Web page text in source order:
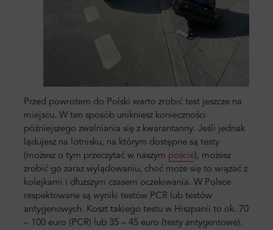
Przed powrotem do Polski warto zrobić test jeszcze na
miejscu. W ten sposób unikniesz konieczności
późniejszego zwalniania się z kwarantanny. Jeśli jednak
lądujesz na lotnisku, na którym dostępne są testy
(możesz o tym przeczytać w naszym poście), możesz
zrobić go zaraz wylądowaniu, choć może się to wiązać z
kolejkami i dłuższym czasem oczekiwania. W Polsce
respektowane są wyniki testów PCR lub testów
antygenowych. Koszt takiego testu w Hiszpanii to ok. 70
– 100 euro (PCR) lub 35 – 45 euro (testy antygentowe).